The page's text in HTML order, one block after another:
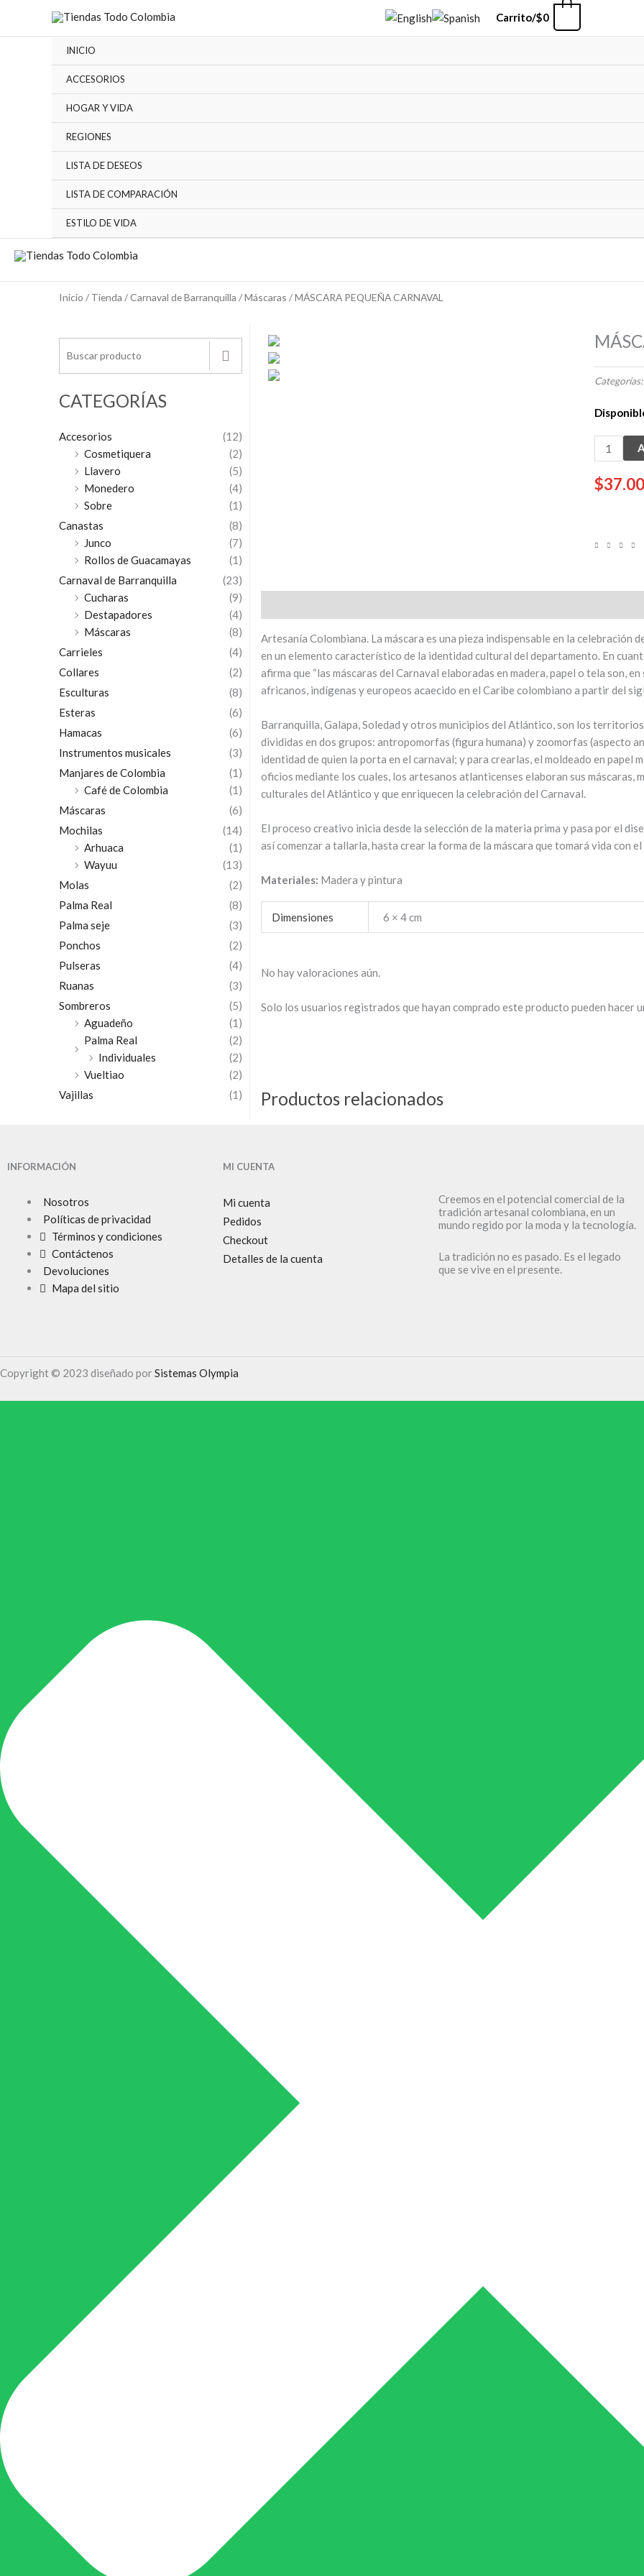
Carrito/$0
INICIO
ACCESORIOS
HOGAR Y VIDA
REGIONES
LISTA DE DESEOS
LISTA DE COMPARACIÓN
ESTILO DE VIDA
Inicio / Tienda /Carnaval de Barranquilla /Máscaras / MÁSCARA PEQUEÑA CARNAVAL
CATEGORÍAS
Accesorios
(12)
Cosmetiquera
(2)
Llavero
(5)
Monedero
(4)
Sobre
(1)
Canastas
(8)
Junco
(7)
Rollos de Guacamayas
(1)
Carnaval de Barranquilla
(23)
Cucharas
(9)
Destapadores
(4)
Máscaras
(8)
Carrieles
(4)
Collares
(2)
Esculturas
(8)
Esteras
(6)
Hamacas
(6)
Instrumentos musicales
(3)
Manjares de Colombia
(1)
Café de Colombia
(1)
Máscaras
(6)
Mochilas
(14)
Arhuaca
(1)
Wayuu
(13)
Molas
(2)
Palma Real
(8)
Palma seje
(3)
Ponchos
(2)
Pulseras
(4)
Ruanas
(3)
Sombreros
(5)
Aguadeño
(1)
Palma Real
(2)
Individuales
(2)
Vueltiao
(2)
Vajillas
(1)
cantidad
$
Artesanía Colombiana. La máscara es una pieza indispensable en la
en un elemento característico de la identidad cultural del departamento. En
afirma que “las máscaras del Carnaval elaboradas en madera, papel o tela son,
africanos, indígenas y europeos acaecido en el Caribe colombiano a partir del
Barranquilla, Galapa, Soledad y otros municipios del Atlántico, son los
divididas en dos grupos: antropomorfas (figura humana) y zoomorfas (aspecto
identidad de quien la porta en el carnaval; y para crearlas, el moldeado en papel
oficios mediante los cuales, los artesanos atlanticenses elaboran sus máscaras,
culturales del Atlántico y que enriquecen la celebración del Carnaval.
El proceso creativo inicia desde la selección de la materia prima y pasa por el
así comenzar a tallarla, hasta crear la forma de la máscara que tomará vida con
Materiales: Madera y pintura
Dimensiones 6 × 4 cm
No hay valoraciones aún.
Solo los usuarios registrados que hayan comprado este producto pueden hacer
Productos relacionados
INFORMACIÓN
Nosotros
Políticas de privacidad
Términos y condiciones
Contáctenos
Devoluciones
Mapa del sitio
MI CUENTA
Mi cuenta
Pedidos
Checkout
Detalles de la cuenta
Creemos en el potencial comercial de la
tradición artesanal colombiana, en un
mundo regido por la moda y la tecnología.
La tradición no es pasado. Es el legado
que se vive en el presente.
Copyright © 2023 diseñado porSistemas Olympia